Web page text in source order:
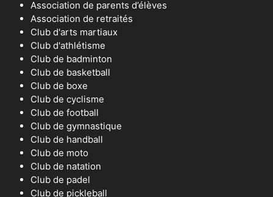
Association de parents d’élèves
Association de retraités
Club d'arts martiaux
Club d'athlétisme
Club de badminton
Club de basketball
Club de boxe
Club de cyclisme
Club de football
Club de gymnastique
Club de handball
Club de moto
Club de natation
Club de padel
Club de pickleball